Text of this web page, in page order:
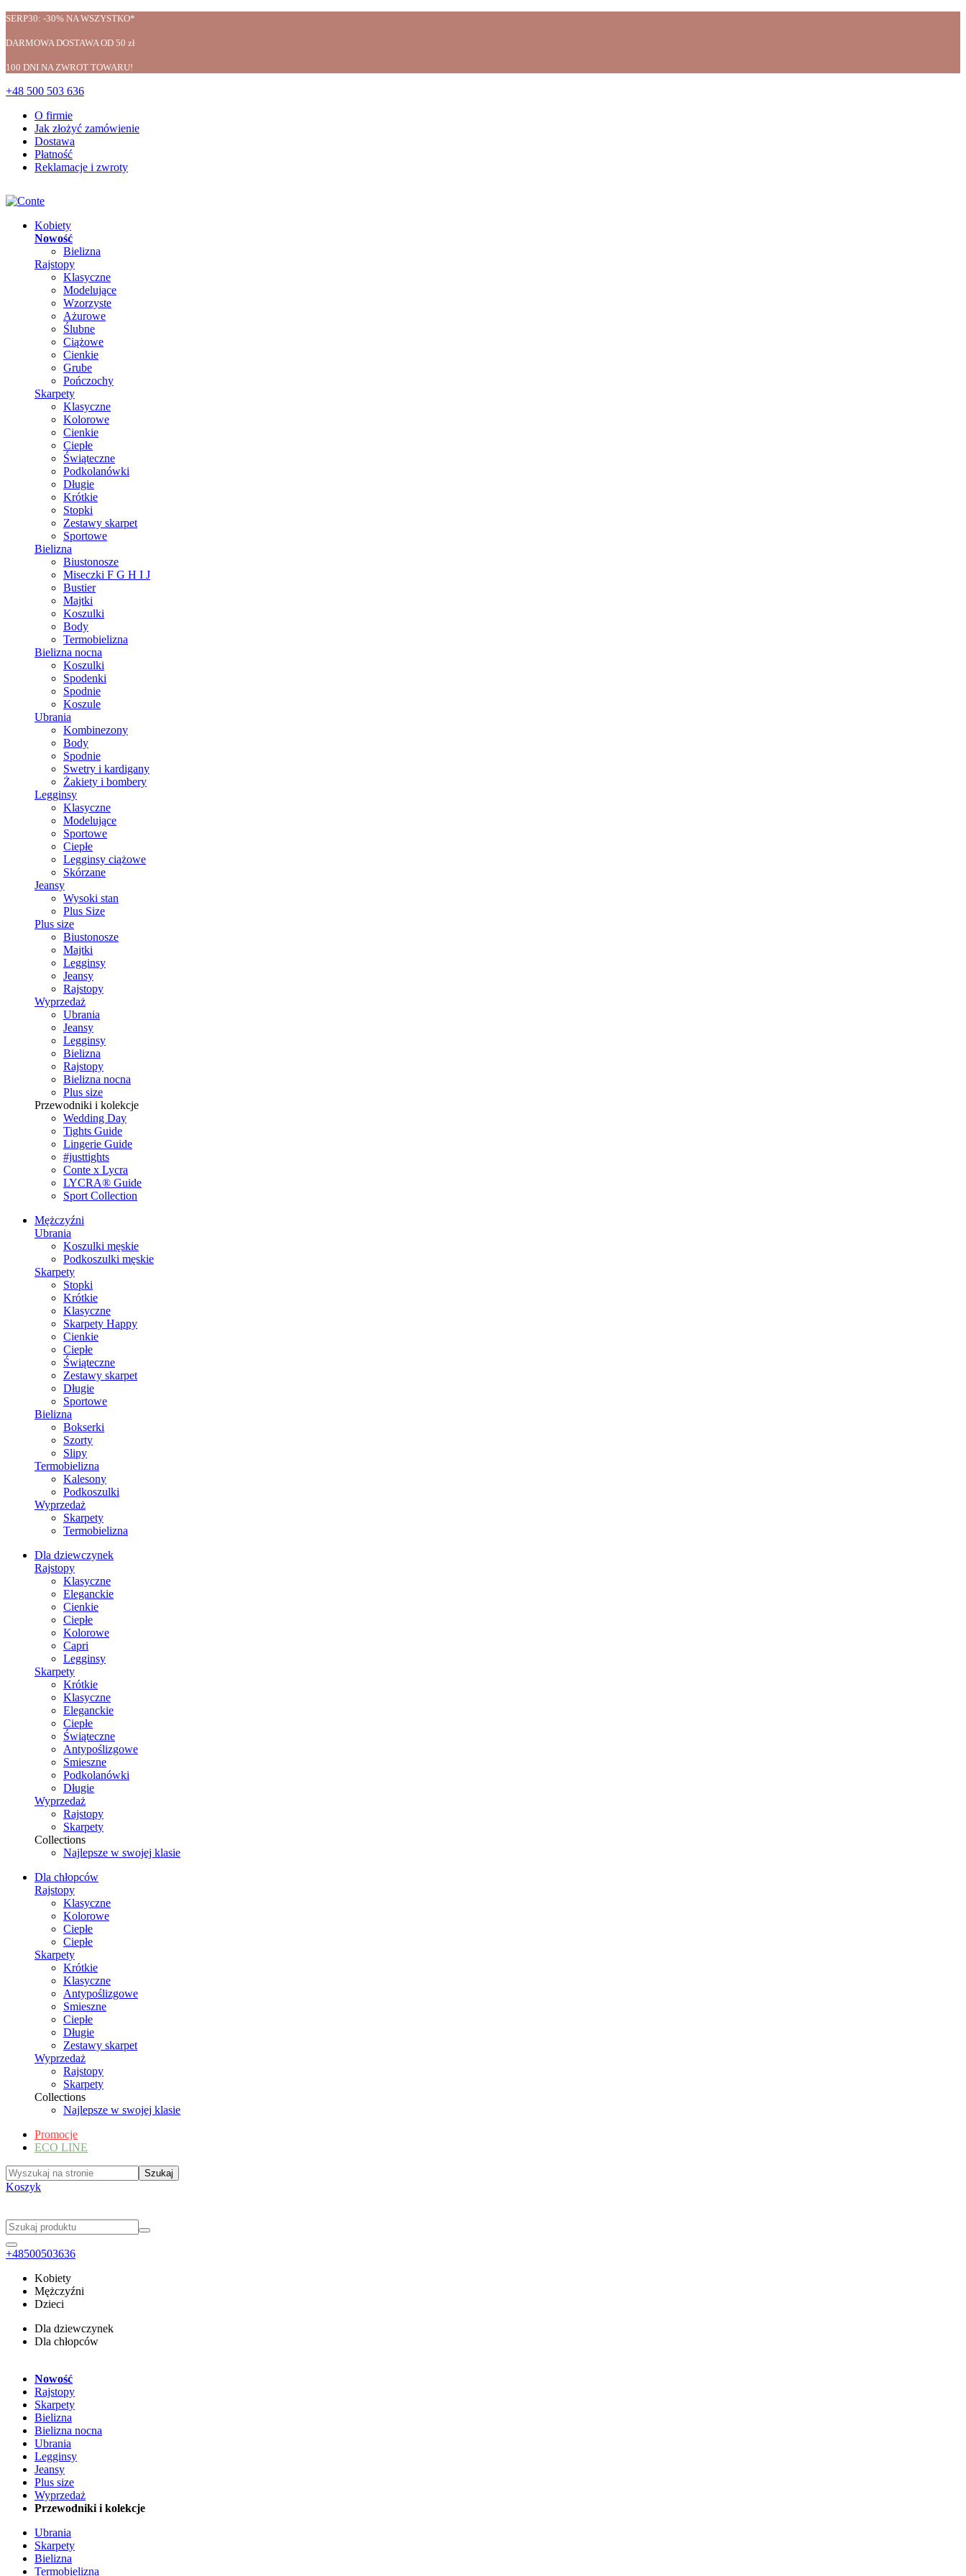
SERP30: -30% NA WSZYSTKO*
DARMOWA DOSTAWA OD 50 zł
100 DNI NA ZWROT TOWARU!
+48 500 503 636
O firmie
Jak złożyć zamówienie
Dostawa
Płatność
Reklamacje i zwroty
Kobiety
Nowość
Bielizna
Rajstopy
Klasyczne
Modelujące
Wzorzyste
Ażurowe
Ślubne
Ciążowe
Cienkie
Grube
Pończochy
Skarpety
Klasyczne
Kolorowe
Cienkie
Ciepłe
Świąteczne
Podkolanówki
Długie
Krótkie
Stopki
Zestawy skarpet
Sportowe
Bielizna
Biustonosze
Miseczki F G H I J
Bustier
Majtki
Koszulki
Body
Termobielizna
Bielizna nocna
Koszulki
Spodenki
Spodnie
Koszule
Ubrania
Kombinezony
Body
Spodnie
Swetry i kardigany
Żakiety i bombery
Legginsy
Klasyczne
Modelujące
Sportowe
Ciepłe
Legginsy ciążowe
Skórzane
Jeansy
Wysoki stan
Plus Size
Plus size
Biustonosze
Majtki
Legginsy
Jeansy
Rajstopy
Wyprzedaż
Ubrania
Jeansy
Legginsy
Bielizna
Rajstopy
Bielizna nocna
Plus size
Przewodniki i kolekcje
Wedding Day
Tights Guide
Lingerie Guide
#justtights
Conte x Lycra
LYCRA® Guide
Sport Сollection
Mężczyźni
Ubrania
Koszulki męskie
Podkoszulki męskie
Skarpety
Stopki
Krótkie
Klasyczne
Skarpety Happy
Cienkie
Ciepłe
Świąteczne
Zestawy skarpet
Długie
Sportowe
Bielizna
Bokserki
Szorty
Slipy
Termobielizna
Kalesony
Podkoszulki
Wyprzedaż
Skarpety
Termobielizna
Dla dziewczynek
Rajstopy
Klasyczne
Eleganckie
Cienkie
Ciepłe
Kolorowe
Capri
Legginsy
Skarpety
Krótkie
Klasyczne
Eleganckie
Ciepłe
Świąteczne
Antypoślizgowe
Smieszne
Podkolanówki
Długie
Wyprzedaż
Rajstopy
Skarpety
Collections
Najlepsze w swojej klasie
Dla chłopców
Rajstopy
Klasyczne
Kolorowe
Ciepłe
Ciepłe
Skarpety
Krótkie
Klasyczne
Antypoślizgowe
Smieszne
Ciepłe
Długie
Zestawy skarpet
Wyprzedaż
Rajstopy
Skarpety
Collections
Najlepsze w swojej klasie
Promocje
ECO LINE
Koszyk
+48500503636
Kobiety
Mężczyźni
Dzieci
Dla dziewczynek
Dla chłopców
Nowość
Rajstopy
Skarpety
Bielizna
Bielizna nocna
Ubrania
Legginsy
Jeansy
Plus size
Wyprzedaż
Przewodniki i kolekcje
Ubrania
Skarpety
Bielizna
Termobielizna